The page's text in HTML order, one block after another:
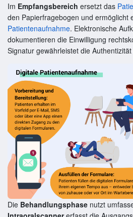
Im Empfangsbereich ersetzt das
den Papierfragebogen und ermöglicht
Patientenaufnahme. Elektronische
dokumentieren die Einwilligung
Signatur gewährleistet die
Die Behandlungsphase nutzt